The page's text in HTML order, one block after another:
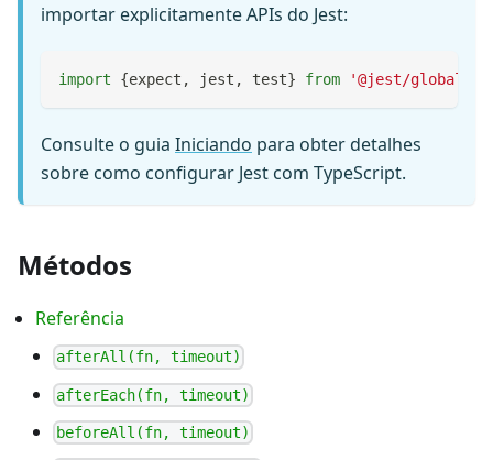
importar explicitamente APIs do Jest:
import {expect , jest , test} from '@jest/globals'
Consulte o guia Iniciando para obter detalhes
sobre como configurar Jest com TypeScript.
Métodos
Referência
afterAll(fn, timeout)
afterEach(fn, timeout)
beforeAll(fn, timeout)